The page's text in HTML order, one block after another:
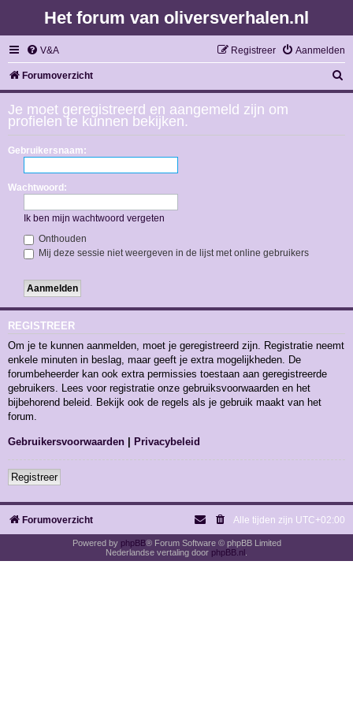
Het forum van oliversverhalen.nl
V&A Aanmelden
Registreer
Forumoverzicht
o
k
Je moet geregistreerd en aangemeld zijn om
profielen te kunnen bekijken.
Gebruikersnaam:
Wachtwoord:
Ik ben mijn wachtwoord vergeten
Onthouden
Mij deze sessie niet weergeven in de lijst met online gebruikers
REGISTREER
Om je te kunnen aanmelden, moet je geregistreerd zijn. Registratie neemt
enkele minuten in beslag, maar geeft je extra mogelijkheden. De
forumbeheerder kan ook extra permissies toestaan aan geregistreerde
gebruikers. Lees voor registratie onze gebruiksvoorwaarden en het
bijbehorend beleid. Bekijk ook de regels als je gebruik maakt van het
forum.
Gebruikersvoorwaarden | Privacybeleid
Registreer
Forumoverzicht Alle tijden zijn UTC+02:00
Powered by phpBB® Forum Software © phpBB Limited
Nederlandse vertaling door phpBB.nl